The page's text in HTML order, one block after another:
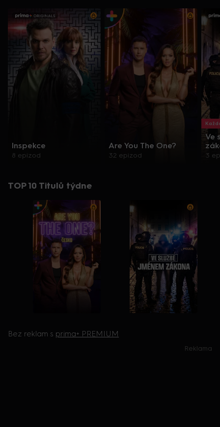
Inspekce
8 epizod
Are You The One?
32 epizod
Ve
3
TOP 10 Titulů týdne
Bez reklam s prima+ PREMIUM
Reklama